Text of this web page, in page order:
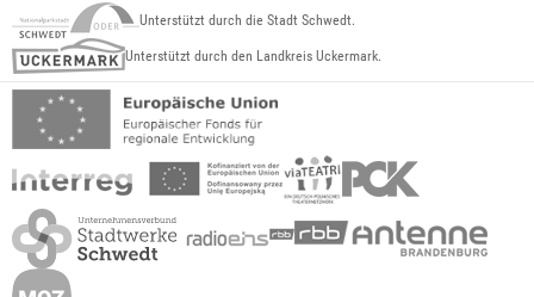
Unterstützt durch die Stadt Schwedt.
Unterstützt durch den Landkreis Uckermark.